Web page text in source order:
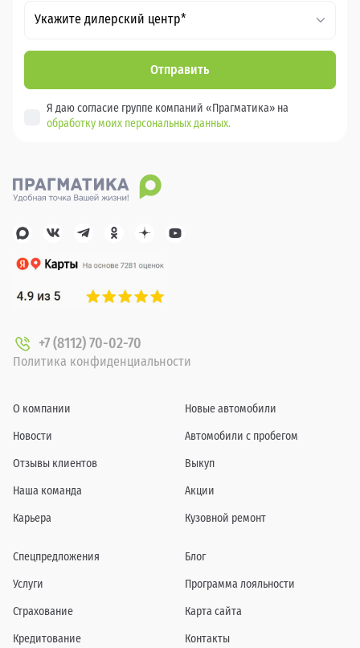
Укажите дилерский центр*
Отправить
Я даю согласие группе компаний «Прагматика» на
обработку моих персональных данных.
+7 (8112) 70-02-70
Политика конфиденциальности
О компании
Новости
Отзывы клиентов
Наша команда
Карьера
Новые автомобили
Автомобили с пробегом
Выкуп
Акции
Кузовной ремонт
Спецпредложения
Услуги
Страхование
Кредитование
Блог
Программа лояльности
Карта сайта
Контакты